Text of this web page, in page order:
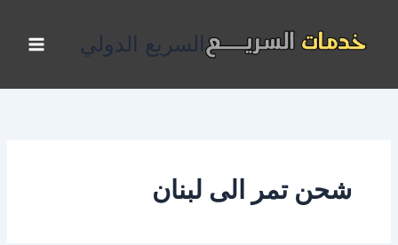
المحتوى
السريع الدولي
شحن تمر الى لبنان